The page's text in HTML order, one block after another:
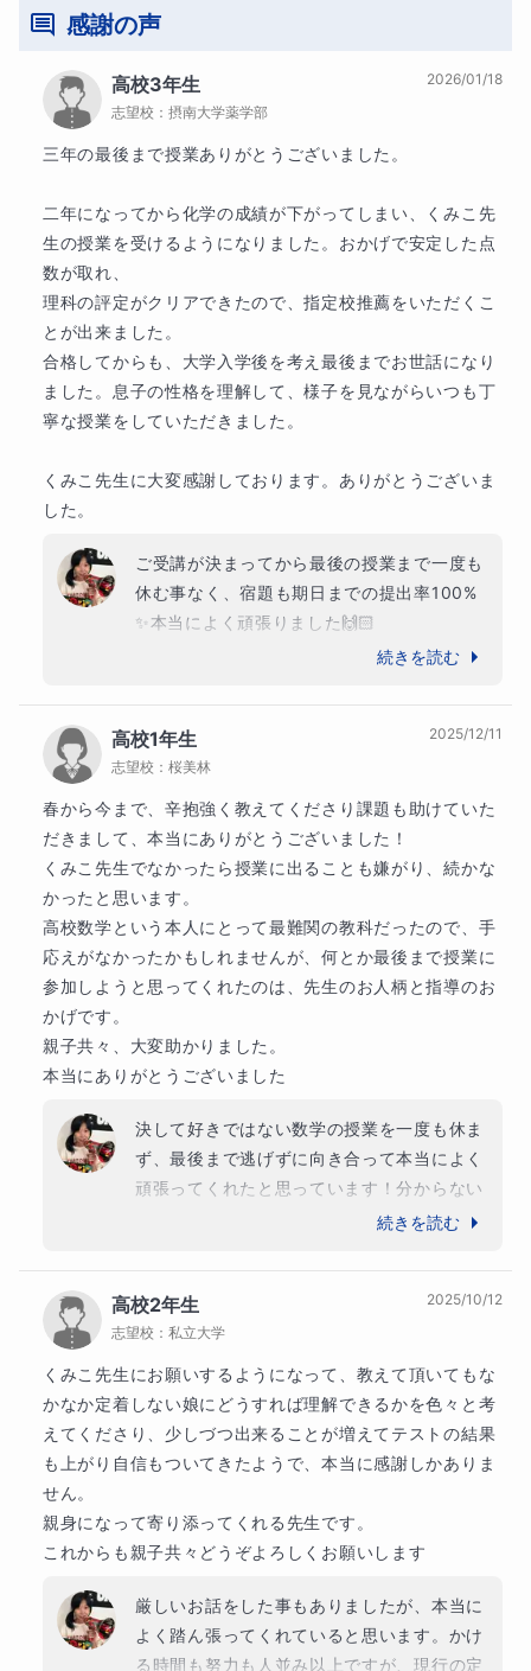
・お得☆マナリンクの自習管理機能付き！
通常、オプション（別料金）となる毎日の学習管理を、初
回〜3ヶ月まで無料でお付けします☆
※4ヶ月目以降にはある程度自走出来る事を目指します
が、引き続き自習管理機能をご利用になる場合はオプショ
ンのご案内をさせていただきます。
・チャットでの質問は回数無制限！
１日１問進めるのも最初は大変。講師と気軽にチャットで
やり取りできるマナリンクなら、手が止まってしまった問
題も、その場ですぐ質問できます♪（24時間以内にお返事
◆体験授業までにお伝えいただきたい事◆
・2学期末テストの問題と答案のスクショをお送りくださ
・今回のお問合せには、お子様ご本人は消極的でしょう
か？そのあたりもお伝えいただけますと幸いです。
ちょうど冬休み。「何からどう始めて良いか分から
ない」に徹底的に寄り添います。
高校数学での赤点を前に絶望していらっしゃるなら、是非
一度お問合せください！お待ちしております(^^)/
感謝の声
高校3年生
志望校： 摂南大学薬学部
2026/01/18
三年の最後まで授業ありがとうございました。
二年になってから化学の成績が下がってしまい、くみこ先
生の授業を受けるようになりました。おかげで安定した点
数が取れ、
理科の評定がクリアできたので、指定校推薦をいただくこ
とが出来ました。
合格してからも、大学入学後を考え最後までお世話になり
ました。息子の性格を理解して、様子を見ながらいつも丁
寧な授業をしていただきました。
くみこ先生に大変感謝しております。ありがとうございま
した。
ご受講が決まってから最後の授業まで一度も
休む事なく、宿題も期日までの提出率100%
✨本当によく頑張りました🙌🏻
特に定期テスト前は、分からないところを授
潰していこうと努力される姿勢がとても印象
的でした。学校も自信持って推薦してくれた
のだと思います✨
まだまだ、ご本人の夢はこれからです！今後
もそのコツコツと努力できるところを武器
に、夢に向かって充実した大学生活を送って
ください😊陰ながら応援しております。
どうもありがとうございました！
続きを読む
高校1年生
志望校： 桜美林
2025/12/11
春から今まで、辛抱強く教えてくださり課題も助けていた
だきまして、本当にありがとうございました！
くみこ先生でなかったら授業に出ることも嫌がり、続かな
かったと思います。
高校数学という本人にとって最難関の教科だったので、手
応えがなかったかもしれませんが、何とか最後まで授業に
参加しようと思ってくれたのは、先生のお人柄と指導のお
かげです。
親子共々、大変助かりました。
本当にありがとうございました
決して好きではない数学の授業を一度も休ま
ず、最後まで逃げずに向き合って本当によく
頑張ってくれたと思っています！分からない
ところは分からないとしっかりお伝えくださ
いただきました🙏点数には表れにくかったで
すが、この一年頑張って受講した事は、ひと
つ「やり遂げた！」と前向きに評価いただけ
ればと思います✨
こちらこそありがとうございました🙌🏻
続きを読む
高校2年生
志望校： 私立大学
2025/10/12
くみこ先生にお願いするようになって、教えて頂いてもな
かなか定着しない娘にどうすれば理解できるかを色々と考
えてくださり、少しづつ出来ることが増えてテストの結果
も上がり自信もついてきたようで、本当に感謝しかありま
せん。
親身になって寄り添ってくれる先生です。
これからも親子共々どうぞよろしくお願いします
厳しいお話をした事もありましたが、本当に
よく踏ん張ってくれていると思います。かけ
る時間も努力も人並み以上ですが、現行の定